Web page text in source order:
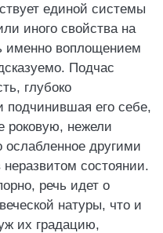
единой системы
иного свойства на
именно воплощением
Подчас
глубоко
подчинившая его себе,
роковую, нежели
ослабленное другими
состоянии.
речь идет о
натуры, что и
их градацию,